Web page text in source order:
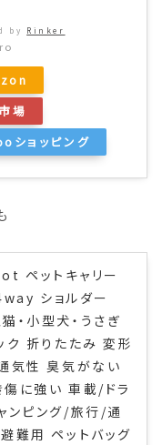
by Rinker
場
ショッピング
ペットキャリー
ショルダー
・小型犬・うさぎ
ク 折りたたみ 変形
気性 臭気がない
傷に強い 車載/ドラ
ンピング/旅行/通
難用 ペットバッグ